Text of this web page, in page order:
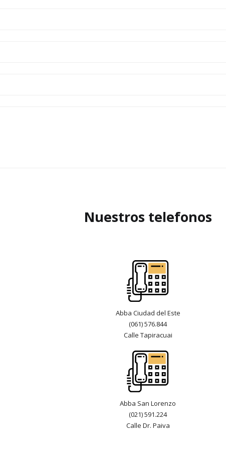
Nuestros telefonos
Abba Ciudad del Este
(061) 576.844
Calle Tapiracuai
Abba San Lorenzo
(021) 591.224
Calle Dr. Paiva